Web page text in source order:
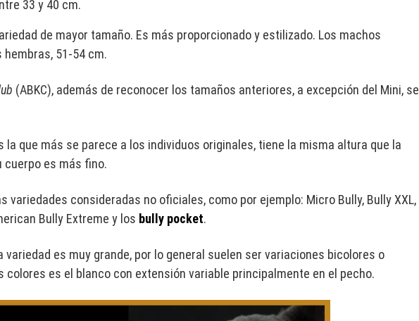
33 y 40 cm.
de mayor tamaño. Es más proporcionado y estilizado. Los machos
51-54 cm.
(ABKC), además de reconocer los tamaños anteriores, a excepción del Mini, se
la que más se parece a los individuos originales, tiene la misma altura que la
cuerpo es más fino.
variedades consideradas no oficiales, como por ejemplo: Micro Bully, Bully XXL,
Bully Extreme y los bully pocket.
variedad es muy grande, por lo general suelen ser variaciones bicolores o
colores es el blanco con extensión variable principalmente en el pecho.